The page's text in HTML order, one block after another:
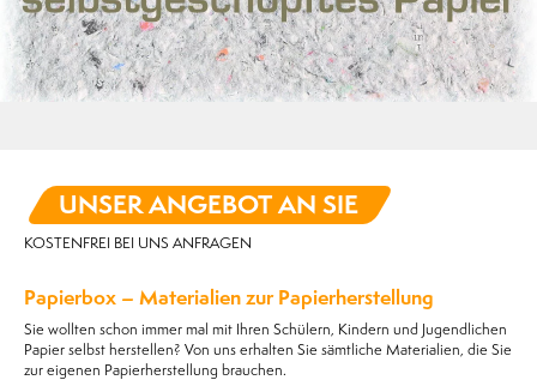
UNSER ANGEBOT AN SIE
KOSTENFREI BEI UNS ANFRAGEN
Papierbox – Materialien zur Papierherstellung
Sie wollten schon immer mal mit Ihren Schülern, Kindern und Jugendlichen
Papier selbst herstellen? Von uns erhalten Sie sämtliche Materialien, die Sie
zur eigenen Papierherstellung brauchen.